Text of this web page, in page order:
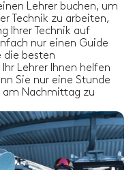
Foy Tarentaise
Kerl, sehr
die Gegend und
genug empfehlen.
12 Stunden
Lehrer buchen, um
Technik zu arbeiten,
Ihrer Technik auf
nur einen Guide
die besten
Lehrer Ihnen helfen
Sie nur eine Stunde
am Nachmittag zu